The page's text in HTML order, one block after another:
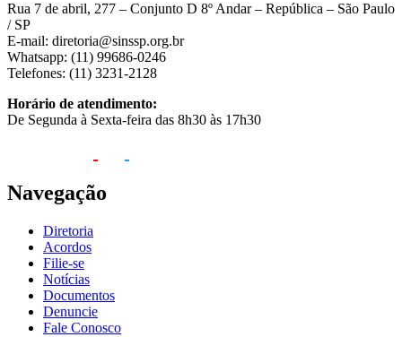
Rua 7 de abril, 277 – Conjunto D 8º Andar – República – São Paulo
/ SP
E-mail: diretoria@sinssp.org.br
Whatsapp: (11) 99686-0246
Telefones: (11) 3231-2128
Horário de atendimento:
De Segunda à Sexta-feira das 8h30 às 17h30
Navegação
Diretoria
Acordos
Filie-se
Notícias
Documentos
Denuncie
Fale Conosco